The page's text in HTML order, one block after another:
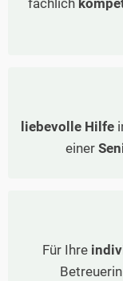
fachlich
liebevolle Hilfe
einer
Für Ihre